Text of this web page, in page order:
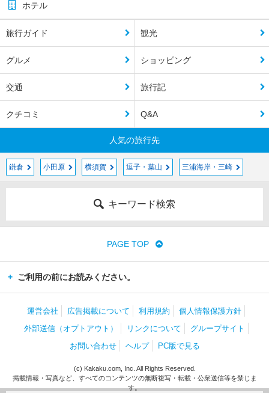
ホテル
旅行ガイド 観光
グルメ ショッピング
交通 旅行記
クチコミ Q&A
人気の旅行先
鎌倉 小田原 横須賀 逗子・葉山 三浦海岸・三崎
キーワード検索
PAGE TOP
ご利用の前にお読みください。
運営会社 広告掲載について 利用規約
個人情報保護方針
外部送信（オプトアウト）
リンクについて
グループサイト
お問い合わせ
ヘルプ PC版で見る
(c) Kakaku.com, Inc. All Rights Reserved.
掲載情報・写真など、すべてのコンテンツの無断複写・転載・公衆送信等を禁じま
す。